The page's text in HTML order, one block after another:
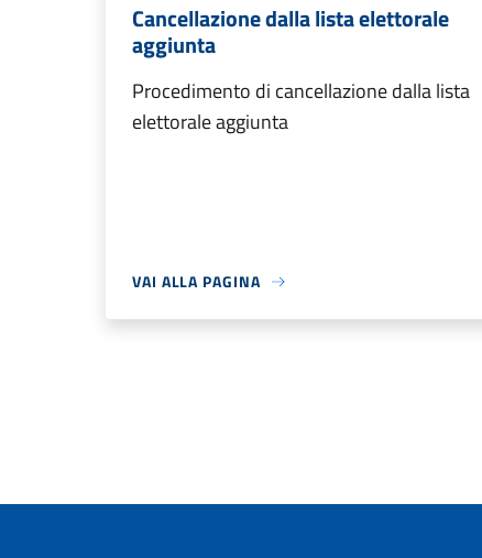
Cancellazione dalla lista elettorale
aggiunta
Procedimento di cancellazione dalla lista
elettorale aggiunta
VAI ALLA PAGINA